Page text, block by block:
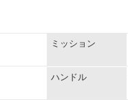
ミッション
ハンドル